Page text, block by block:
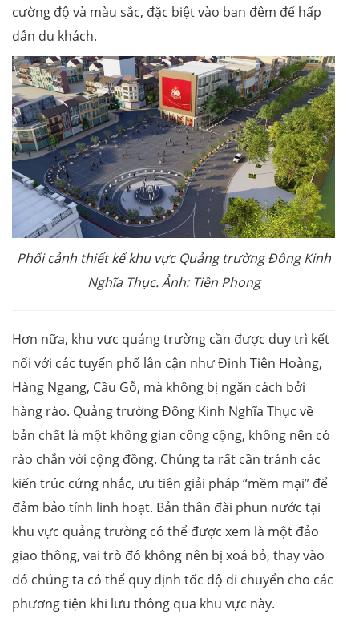
cường độ và màu sắc, đặc biệt vào ban đêm để hấp
dẫn du khách.
Phối cảnh thiết kế khu vực Quảng trường Đông Kinh
Nghĩa Thục. Ảnh: Tiền Phong
Hơn nữa, khu vực quảng trường cần được duy trì kết
nối với các tuyến phố lân cận như Đinh Tiên Hoàng,
Hàng Ngang, Cầu Gỗ, mà không bị ngăn cách bởi
hàng rào. Quảng trường Đông Kinh Nghĩa Thục về
bản chất là một không gian công cộng, không nên có
rào chắn với cộng đồng. Chúng ta rất cần tránh các
kiến trúc cứng nhắc, ưu tiên giải pháp “mềm mại” để
đảm bảo tính linh hoạt. Bản thân đài phun nước tại
khu vực quảng trường có thể được xem là một đảo
giao thông, vai trò đó không nên bị xoá bỏ, thay vào
đó chúng ta có thể quy định tốc độ di chuyển cho các
phương tiện khi lưu thông qua khu vực này.